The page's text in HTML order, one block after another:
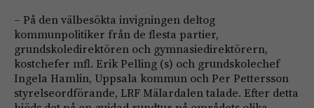
– På den välbesökta invigningen deltog
kommunpolitiker från de flesta partier,
grundskoledirektören och gymnasiedirektörern,
kostchefer mfl. Erik Pelling (s) och grundskolechef
Ingela Hamlin, Uppsala kommun och Per Pettersson
styrelseordförande, LRF Mälardalen talade. Efter detta